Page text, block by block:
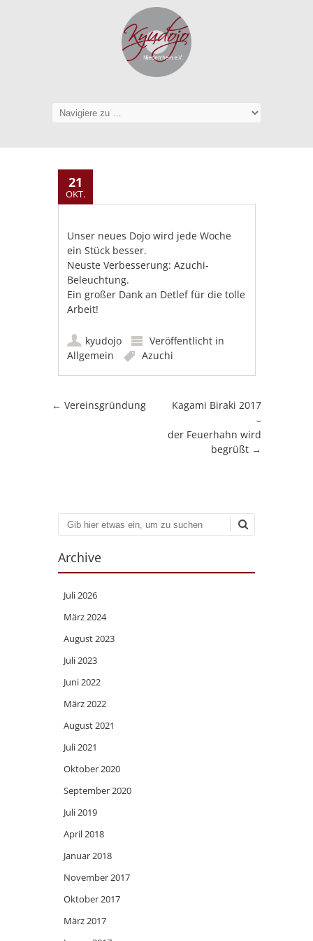
21
OKT.
Unser neues Dojo wird jede Woche
ein Stück besser.
Neuste Verbesserung: Azuchi-
Beleuchtung.
Ein großer Dank an Detlef für die tolle
Arbeit!
kyudojo
Veröffentlicht in
Allgemein
Azuchi
Artikel-Navigation
← Vereinsgründung
Kagami Biraki 2017
–
der Feuerhahn wird
begrüßt →
Suchen
Archive
Juli 2026
März 2024
August 2023
Juli 2023
Juni 2022
März 2022
August 2021
Juli 2021
Oktober 2020
September 2020
Juli 2019
April 2018
Januar 2018
November 2017
Oktober 2017
März 2017